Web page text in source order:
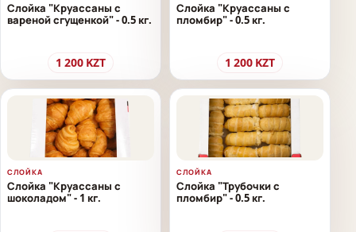
Слойка "Круассаны с
вареной сгущенкой" - 0.5 кг.
1 200 KZT
Слойка "Круассаны с
пломбир" - 0.5 кг.
1 200 KZT
СЛОЙКА
Слойка "Круассаны с
шоколадом" - 1 кг.
СЛОЙКА
Слойка "Трубочки с
пломбир" - 0.5 кг.